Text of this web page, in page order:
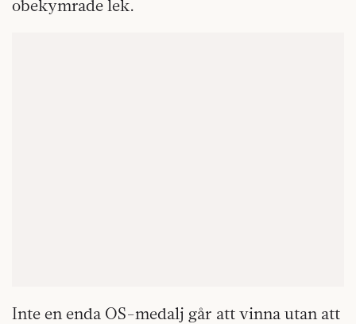
obekymrade lek.
Inte en enda OS-medalj går att vinna utan att